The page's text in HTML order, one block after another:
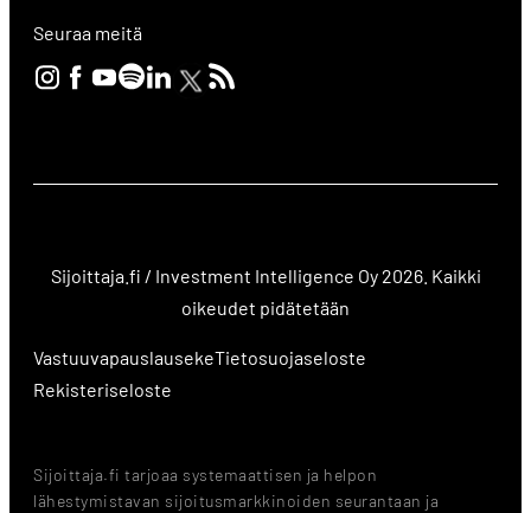
Seuraa meitä
Sijoittaja.fi / Investment Intelligence Oy 2026. Kaikki
oikeudet pidätetään
VastuuvapauslausekeTietosuojaseloste
Rekisteriseloste
Sijoittaja.fi tarjoaa systemaattisen ja helpon
lähestymistavan sijoitusmarkkinoiden seurantaan ja